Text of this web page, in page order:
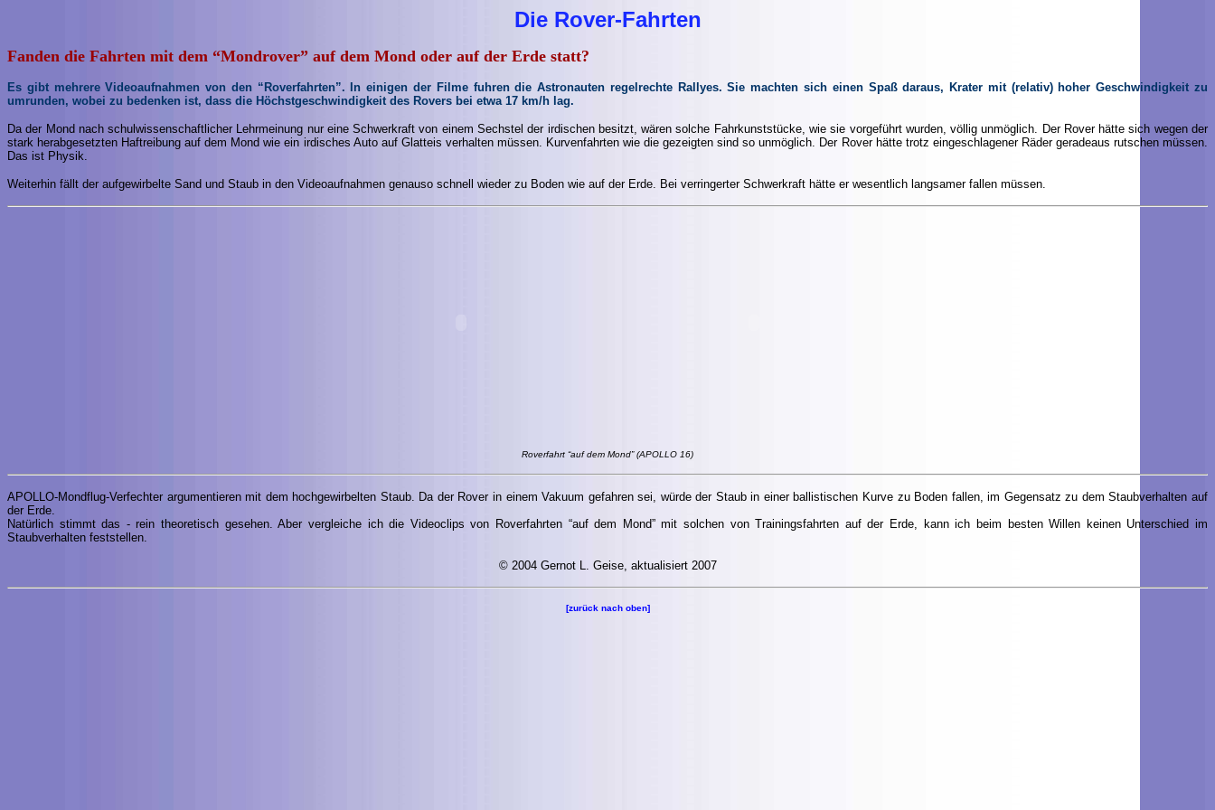
Die Rover-Fahrten
Fanden die Fahrten mit dem “Mondrover” auf dem Mond oder auf der Erde statt?
Es gibt mehrere Videoaufnahmen von den “Roverfahrten”. In einigen der Filme fuhren die Astronauten regelrechte Rallyes. Sie machten sich einen Spaß daraus, Krater mit (relativ) hoher Geschwindigkeit zu
umrunden, wobei zu bedenken ist, dass die Höchstgeschwindigkeit des Rovers bei etwa 17 km/h lag.
Da der Mond nach schulwissenschaftlicher Lehrmeinung nur eine Schwerkraft von einem Sechstel der irdischen besitzt, wären solche Fahrkunststücke, wie sie vorgeführt wurden, völlig unmöglich. Der Rover hätte sich wegen der
stark herabgesetzten Haftreibung auf dem Mond wie ein irdisches Auto auf Glatteis verhalten müssen. Kurvenfahrten wie die gezeigten sind so unmöglich. Der Rover hätte trotz eingeschlagener Räder geradeaus rutschen müssen.
Das ist Physik.
Weiterhin fällt der aufgewirbelte Sand und Staub in den Videoaufnahmen genauso schnell wieder zu Boden wie auf der Erde. Bei verringerter Schwerkraft hätte er wesentlich langsamer fallen müssen.
Roverfahrt “auf dem Mond” (APOLLO 16)
APOLLO-Mondflug-Verfechter argumentieren mit dem hochgewirbelten Staub. Da der Rover in einem Vakuum gefahren sei, würde der Staub in einer ballistischen Kurve zu Boden fallen, im Gegensatz zu dem Staubverhalten auf
der Erde.
Natürlich stimmt das - rein theoretisch gesehen. Aber vergleiche ich die Videoclips von Roverfahrten “auf dem Mond” mit solchen von Trainingsfahrten auf der Erde, kann ich beim besten Willen keinen Unterschied im
Staubverhalten feststellen.
© 2004 Gernot L. Geise, aktualisiert 2007
[zurück nach oben]